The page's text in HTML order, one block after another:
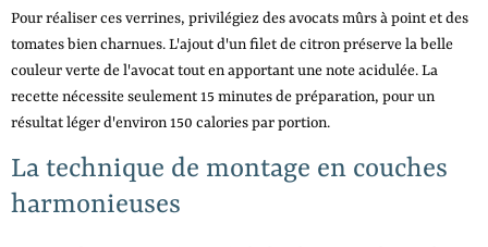
Pour réaliser ces verrines, privilégiez des avocats mûrs à point et des
tomates bien charnues. L'ajout d'un filet de citron préserve la belle
couleur verte de l'avocat tout en apportant une note acidulée. La
recette nécessite seulement 15 minutes de préparation, pour un
résultat léger d'environ 150 calories par portion.
La technique de montage en couches
harmonieuses